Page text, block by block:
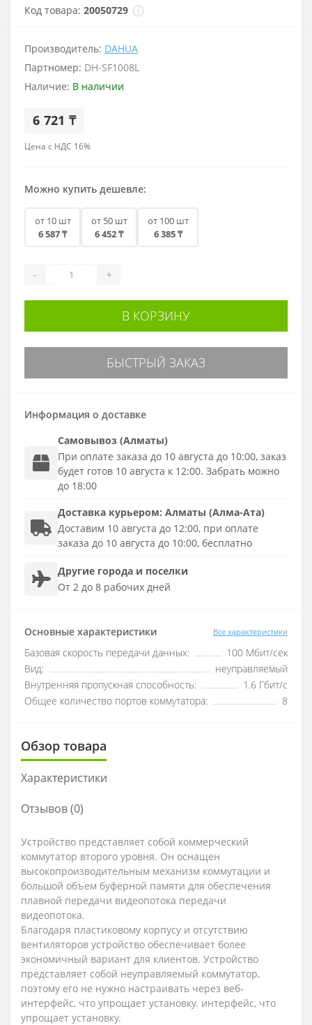
Код товара: 20050729
Производитель: DAHUA
Партномер: DH-SF1008L
Наличие: В наличии
6 721 ₸
Цена с НДС 16%
Можно купить дешевле:
от 10 шт
6 587 ₸
от 50 шт
6 452 ₸
от 100 шт
6 385 ₸
- +
В КОРЗИНУ
БЫСТРЫЙ ЗАКАЗ
Информация о доставке
Самовывоз (Алматы)
При оплате заказа до 10 августа до 10:00, заказ
будет готов 10 августа к 12:00. Забрать можно
до 18:00
Доставка курьером: Алматы (Алма-Ата)
Доставим 10 августа до 12:00, при оплате
заказа до 10 августа до 10:00, бесплатно
Другие города и поселки
От 2 до 8 рабочих дней
Основные характеристики Все характеристики
Базовая скорость передачи данных:
100 Мбит/сек
Вид:
неуправляемый
Внутренняя пропускная способность:
1.6 Гбит/с
Общее количество портов коммутатора:
8
Обзор товара
Характеристики
Отзывов (0)
Устройство представляет собой коммерческий
коммутатор второго уровня. Он оснащен
высокопроизводительным механизм коммутации и
большой объем буферной памяти для обеспечения
плавной передачи видеопотока передачи
видеопотока.
Благодаря пластиковому корпусу и отсутствию
вентиляторов устройство обеспечивает более
экономичный вариант для клиентов. Устройство
представляет собой неуправляемый коммутатор,
поэтому его не нужно настраивать через веб-
интерфейс, что упрощает установку. интерфейс, что
упрощает установку.